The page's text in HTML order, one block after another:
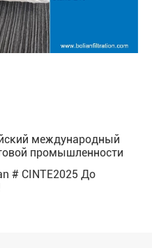
международный
промышленности
# CINTE2025 До